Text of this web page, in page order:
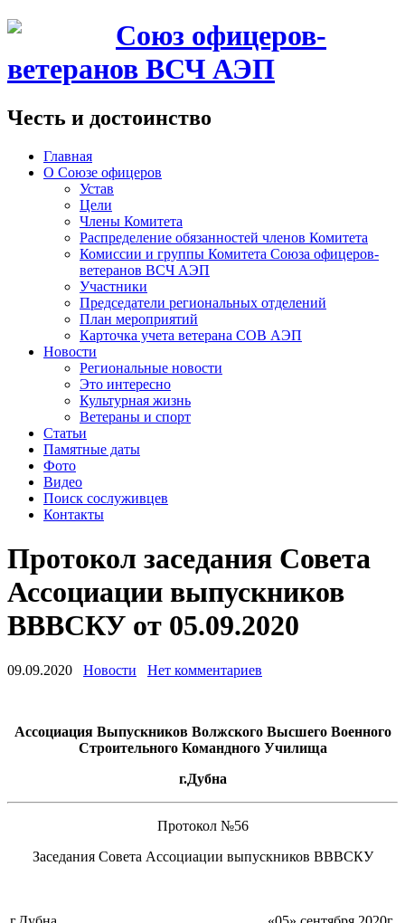
Союз офицеров-
ветеранов ВСЧ АЭП
Честь и достоинство
Главная
О Союзе офицеров
Устав
Цели
Члены Комитета
Распределение обязанностей членов Комитета
Комиссии и группы Комитета Союза офицеров-
ветеранов ВСЧ АЭП
Участники
Председатели региональных отделений
План мероприятий
Карточка учета ветерана CОВ АЭП
Новости
Региональные новости
Это интересно
Культурная жизнь
Ветераны и спорт
Статьи
Памятные даты
Фото
Видео
Поиск сослуживцев
Контакты
Протокол заседания Совета
Ассоциации выпускников
ВВВСКУ от 05.09.2020
09.09.2020 Новости Нет комментариев
Ассоциация Выпускников Волжского Высшего Военного
Строительного Командного Училища
г.Дубна
Протокол №56
Заседания Совета Ассоциации выпускников ВВВСКУ